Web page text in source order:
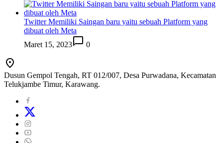
Twitter Memiliki Saingan baru yaitu sebuah Platform yang
dibuat oleh Meta
Maret 15, 2023
0
Dusun Gempol Tengah, RT 012/007, Desa Purwadana, Kecamatan
Telukjambe Timur, Karawang.